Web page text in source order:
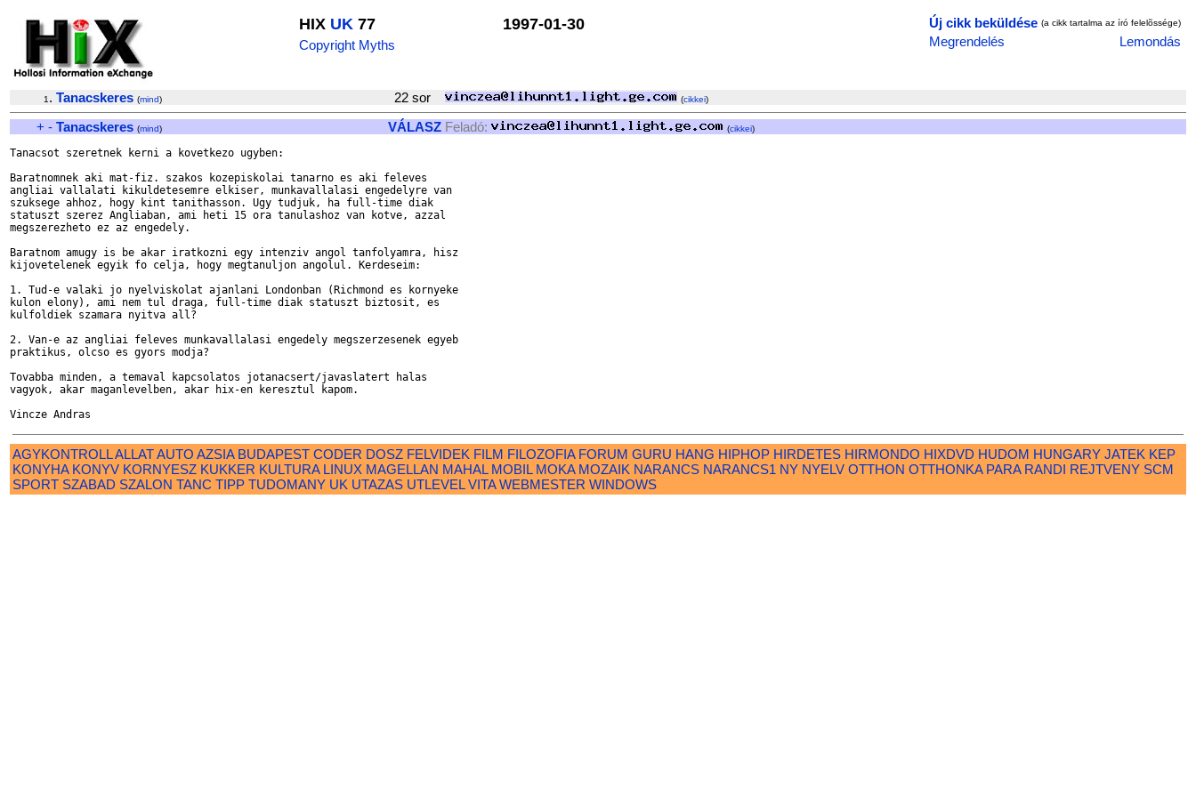
HIX UK 77
Copyright Myths
1997-01-30 Új cikk beküldése (a cikk tartalma az író felelõssége)
Megrendelés Lemondás
1 . Tanacskeres (mind) 22 sor (cikkei)
+ - Tanacskeres (mind) VÁLASZ Feladó: (cikkei)
Tanacsot szeretnek kerni a kovetkezo ugyben:
Baratnomnek aki mat-fiz. szakos kozepiskolai tanarno es aki feleves
angliai vallalati kikuldetesemre elkiser, munkavallalasi engedelyre van
szuksege ahhoz, hogy kint tanithasson. Ugy tudjuk, ha full-time diak
statuszt szerez Angliaban, ami heti 15 ora tanulashoz van kotve, azzal
megszerezheto ez az engedely.
Baratnom amugy is be akar iratkozni egy intenziv angol tanfolyamra, hisz
kijovetelenek egyik fo celja, hogy megtanuljon angolul. Kerdeseim:
1. Tud-e valaki jo nyelviskolat ajanlani Londonban (Richmond es kornyeke
kulon elony), ami nem tul draga, full-time diak statuszt biztosit, es
kulfoldiek szamara nyitva all?
2. Van-e az angliai feleves munkavallalasi engedely megszerzesenek egyeb
praktikus, olcso es gyors modja?
Tovabba minden, a temaval kapcsolatos jotanacsert/javaslatert halas
vagyok, akar maganlevelben, akar hix-en keresztul kapom.
AGYKONTROLLALLATAUTO AZSIA BUDAPEST CODER DOSZ FELVIDEK FILM FILOZOFIA FORUM GURU HANG HIPHOP HIRDETES HIRMONDO HIXDVD HUDOM HUNGARY JATEK KEP
KONYHA KONYV KORNYESZ KUKKER KULTURA LINUX MAGELLAN MAHAL MOBIL MOKA MOZAIK NARANCS NARANCS1 NY NYELV OTTHON OTTHONKA PARA RANDI REJTVENY SCM
SPORT SZABAD SZALON TANC TIPP TUDOMANY UK UTAZAS UTLEVEL VITA WEBMESTER WINDOWS